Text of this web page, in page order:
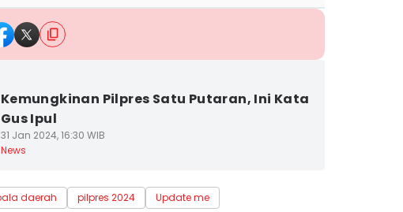
Kemungkinan Pilpres Satu Putaran, Ini Kata
Gus Ipul
31 Jan 2024, 16:30 WIB
News
daerah pilpres 2024 Update me